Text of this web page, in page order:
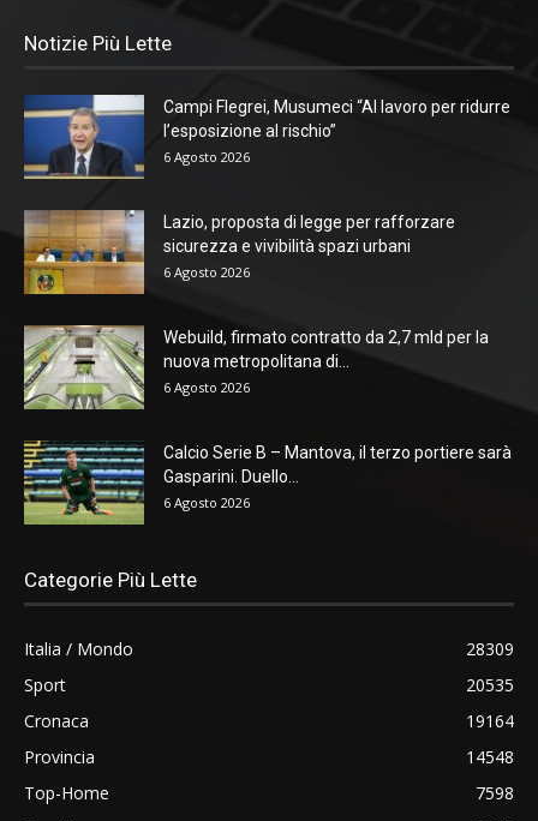
Notizie Più Lette
Campi Flegrei, Musumeci “Al lavoro per ridurre
l’esposizione al rischio”
6 Agosto 2026
Lazio, proposta di legge per rafforzare
sicurezza e vivibilità spazi urbani
6 Agosto 2026
Webuild, firmato contratto da 2,7 mld per la
nuova metropolitana di...
6 Agosto 2026
Calcio Serie B – Mantova, il terzo portiere sarà
Gasparini. Duello...
6 Agosto 2026
Categorie Più Lette
Italia / Mondo
28309
Sport
20535
Cronaca
19164
Provincia
14548
Top-Home
7598